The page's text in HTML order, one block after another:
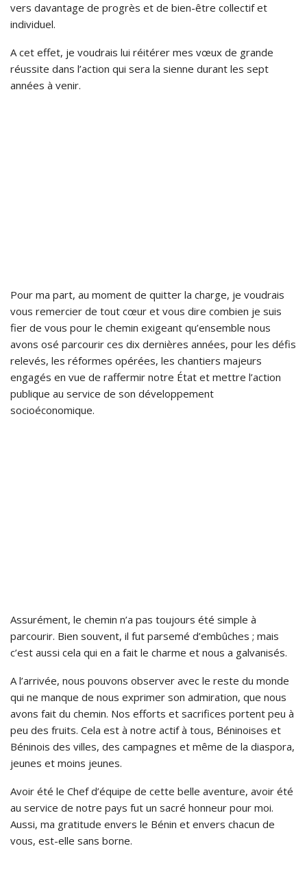
vers davantage de progrès et de bien-être collectif et
individuel.
A cet effet, je voudrais lui réitérer mes vœux de grande
réussite dans l’action qui sera la sienne durant les sept
années à venir.
Pour ma part, au moment de quitter la charge, je voudrais
vous remercier de tout cœur et vous dire combien je suis
fier de vous pour le chemin exigeant qu’ensemble nous
avons osé parcourir ces dix dernières années, pour les défis
relevés, les réformes opérées, les chantiers majeurs
engagés en vue de raffermir notre État et mettre l’action
publique au service de son développement
socioéconomique.
Assurément, le chemin n’a pas toujours été simple à
parcourir. Bien souvent, il fut parsemé d’embûches ; mais
c’est aussi cela qui en a fait le charme et nous a galvanisés.
A l’arrivée, nous pouvons observer avec le reste du monde
qui ne manque de nous exprimer son admiration, que nous
avons fait du chemin. Nos efforts et sacrifices portent peu à
peu des fruits. Cela est à notre actif à tous, Béninoises et
Béninois des villes, des campagnes et même de la diaspora,
jeunes et moins jeunes.
Avoir été le Chef d’équipe de cette belle aventure, avoir été
au service de notre pays fut un sacré honneur pour moi.
Aussi, ma gratitude envers le Bénin et envers chacun de
vous, est-elle sans borne.